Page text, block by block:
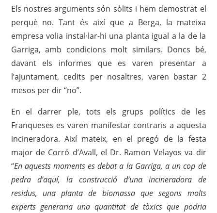
Els nostres arguments són sòlits i hem demostrat el
perquè no. Tant és així que a Berga, la mateixa
empresa volia instal·lar-hi una planta igual a la de la
Garriga, amb condicions molt similars. Doncs bé,
davant els informes que es varen presentar a
l’ajuntament, cedits per nosaltres, varen bastar 2
mesos per dir “no”.
En el darrer ple, tots els grups polítics de les
Franqueses es varen manifestar contraris a aquesta
incineradora. Així mateix, en el pregó de la festa
major de Corró d’Avall, el Dr. Ramon Velayos va dir
“En aquests moments es debat a la Garriga, a un cop de
pedra d’aquí, la construcció d’una incineradora de
residus, una planta de biomassa que segons molts
experts generaria una quantitat de tòxics que podria